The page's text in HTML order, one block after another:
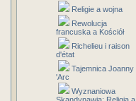
Religie a wojna
Rewolucja
francuska a Kościół
Richelieu i raison
d'état
Tajemnica Joanny
'Arc
Wyznaniowa